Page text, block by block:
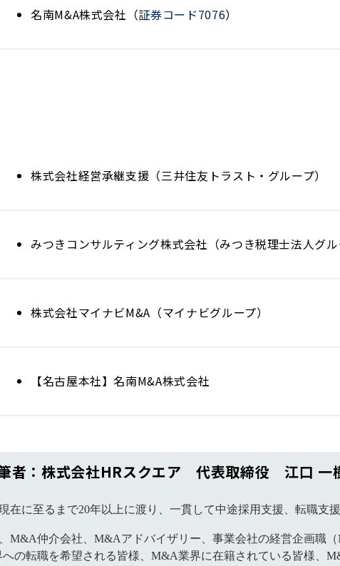
名南M&A株式会社（証券コード7076）
株式会社経営承継支援（三井住友トラスト・グループ）
みつきコンサルティング株式会社（みつき税理士法人グ
株式会社マイナビM&A（マイナビグループ）
【名古屋本社】名南M&A株式会社
者：株式会社HRスクエア 代表取締役 江口 一
在に至るまで20年以上に渡り、一貫して中途採用支援、転職支
M&A仲介会社、M&Aアドバイザリー、事業会社の経営企画職
の転職を希望される皆様、M&A業界に在籍されている皆様、